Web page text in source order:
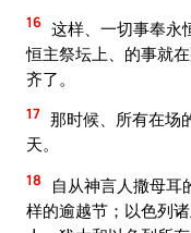
16 这样、一切事奉永
恒主祭坛上、的事就
齐了。
17 那时候、所有在场
天。
18
自从神言人撒母耳
样的逾越节；以色列